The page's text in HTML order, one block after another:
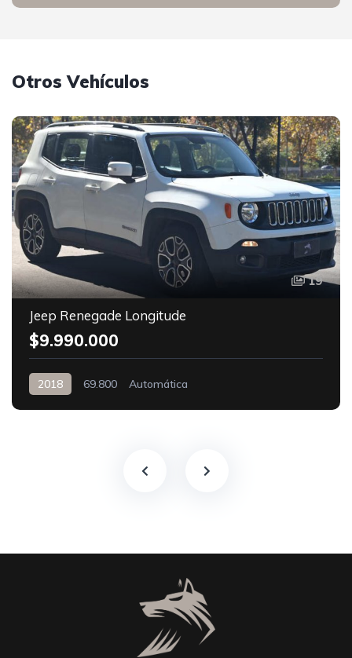
Otros Vehículos
19
Jeep Renegade Longitude
$9.990.000
2018 69.800 Automática